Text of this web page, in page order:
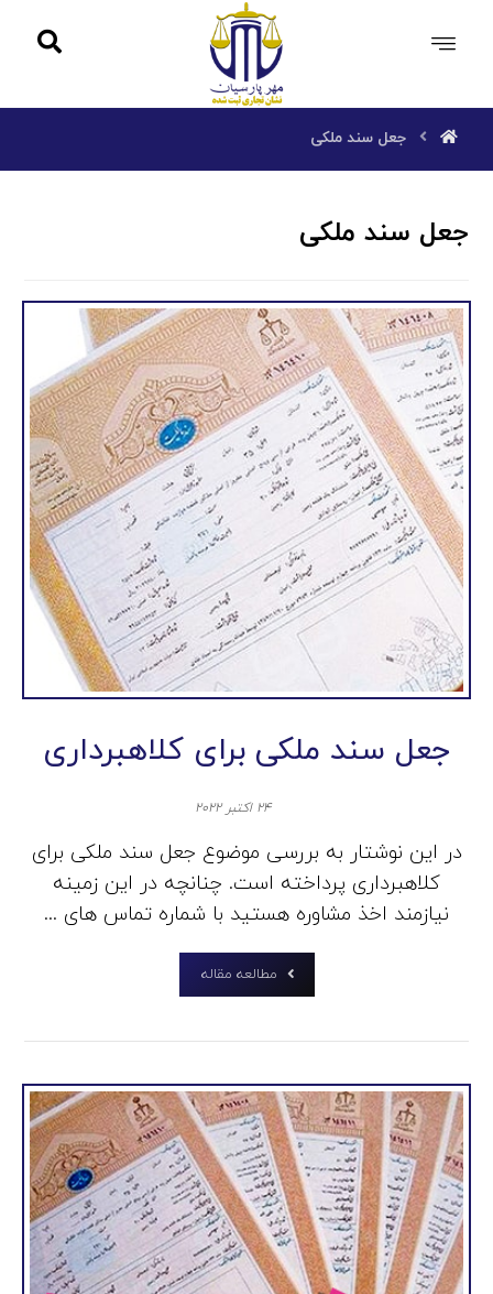
جعل سند ملکی
جعل سند ملکی
جعل سند ملکی برای کلاهبرداری
۲۴ اکتبر ۲۰۲۲
در این نوشتار به بررسی موضوع جعل سند ملکی برای
کلاهبرداری پرداخته است. چنانچه در این زمینه
نیازمند اخذ مشاوره هستید با شماره تماس های ...
مطالعه مقاله